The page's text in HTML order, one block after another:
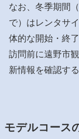
なお、冬季期間
で）はレンタサ
体的な開始・終
訪問前に遠野市
新情報を確認す
モデルコース